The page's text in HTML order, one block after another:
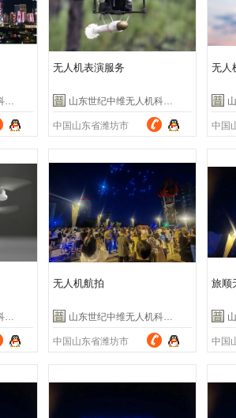
无人机表演服务
山东世纪中维无人机科技有限公司
中国山东省潍坊市
无人
山
中国
无人机航拍
山东世纪中维无人机科技有限公司
中国山东省潍坊市
旅顺
山
中国